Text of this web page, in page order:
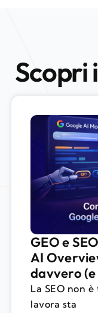
Scopri
GEO e
AI
davvero
La SEO non
lavora sta